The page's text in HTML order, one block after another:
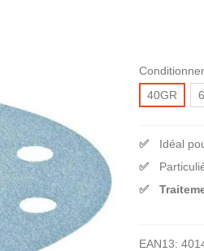
40GR
Idéal
EAN13: